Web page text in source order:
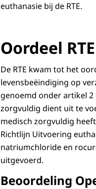
euthanasie bij de RTE.
Oordeel
De RTE kwam tot het
levensbeëindiging op
genoemd onder artikel
zorgvuldig dient uit te
medisch zorgvuldig
Richtlijn Uitvoering
natriumchloride en
uitgevoerd.
Beoordeling